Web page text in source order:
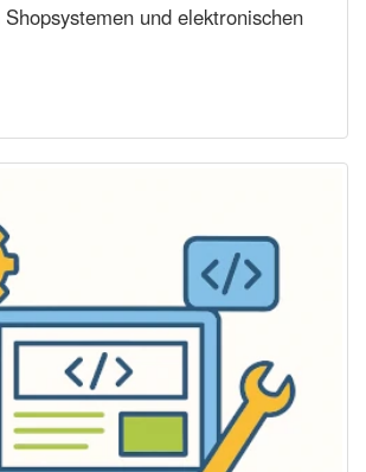
und elektronischen